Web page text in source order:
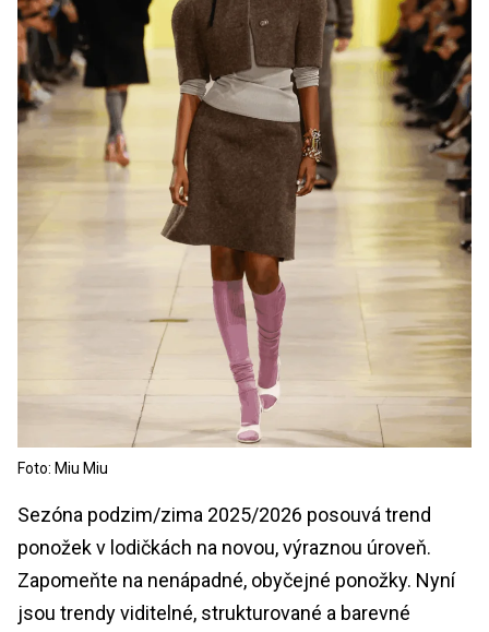
Foto: Miu Miu
Sezóna podzim/zima 2025/2026 posouvá trend
ponožek v lodičkách na novou, výraznou úroveň.
Zapomeňte na nenápadné, obyčejné ponožky. Nyní
jsou trendy viditelné, strukturované a barevné